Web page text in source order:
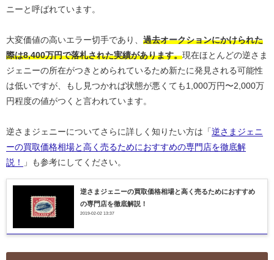
ニーと呼ばれています。
大変価値の高いエラー切手であり、 過去オークションにかけられた
際は8,400万円で落札された実績があります。現在ほとんどの逆さま
ジェニーの所在がつきとめられているため新たに発見される可能性
は低いですが、もし見つかれば状態が悪くても1,000万円〜2,000万
円程度の値がつくと言われています。
逆さまジェニーについてさらに詳しく知りたい方は「 逆さまジェニ
ーの買取価格相場と高く売るためにおすすめの専門店を徹底解
説！
」も参考にしてください。
逆さまジェニーの買取価格相場と高く売るためにおすすめ
の専門店を徹底解説！
2019-02-02 13:37